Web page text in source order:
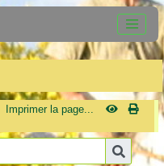
Imprimer la page...